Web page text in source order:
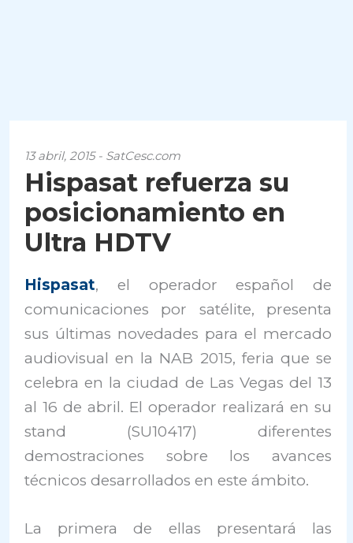
13 abril, 2015 - SatCesc.com
Hispasat refuerza su
posicionamiento en
Ultra HDTV
Hispasat, el operador español de
comunicaciones por satélite, presenta
sus últimas novedades para el mercado
audiovisual en la NAB 2015, feria que se
celebra en la ciudad de Las Vegas del 13
al 16 de abril. El operador realizará en su
stand (SU10417) diferentes
demostraciones sobre los avances
técnicos desarrollados en este ámbito.
La primera de ellas presentará las